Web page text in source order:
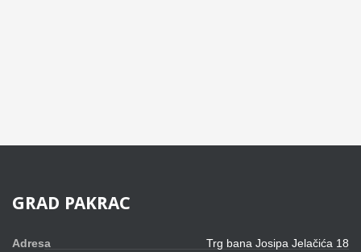
GRAD PAKRAC
Adresa
Trg bana Josipa Jelačića 18